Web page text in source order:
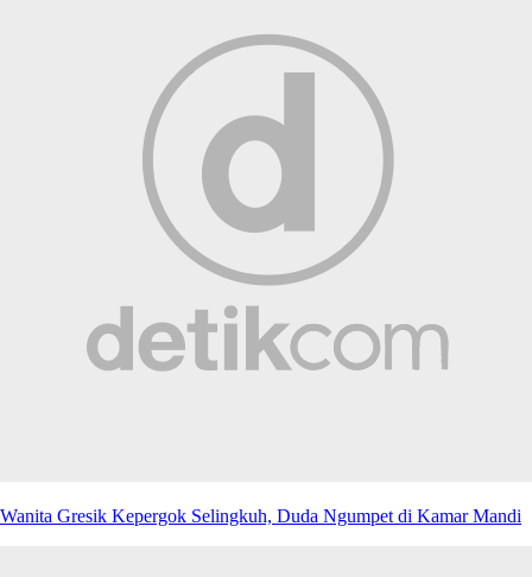
Wanita Gresik Kepergok Selingkuh, Duda Ngumpet di Kamar Mandi